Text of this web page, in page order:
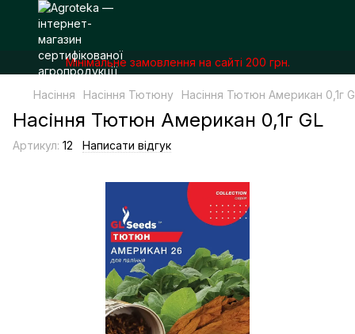
Мінімальне замовлення на сайті 200 грн.
Насіння Насіння Тютюну Насіння Тютюн Американ 0,1г
Насіння Тютюн Американ 0,1г GL
Артикул: 12 Написати відгук